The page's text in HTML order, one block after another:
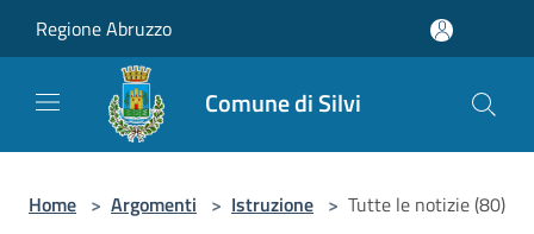
Regione Abruzzo
Comune di Silvi
Home > Argomenti > Istruzione > Tutte le notizie (80)